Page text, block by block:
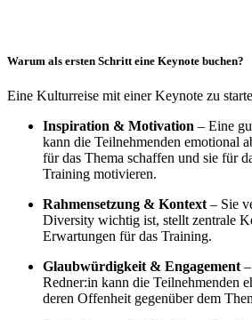
Warum als ersten Schritt eine Keynote buchen?
Eine Kulturreise mit einer Keynote zu
Inspiration & Motivation – Eine
kann die Teilnehmenden emotional
für das Thema schaffen und sie für
Training motivieren.
Rahmensetzung & Kontext – Sie
Diversity wichtig ist, stellt zentrale
Erwartungen für das Training.
Glaubwürdigkeit & Engagement
Redner:in kann die Teilnehmenden
deren Offenheit gegenüber dem